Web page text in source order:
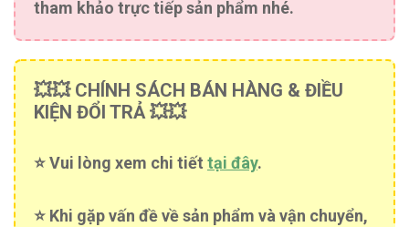
tham khảo trực tiếp sản phẩm nhé.
💥💥 CHÍNH SÁCH BÁN HÀNG & ĐIỀU
KIỆN ĐỔI TRẢ 💥💥
⭐️ Vui lòng xem chi tiết tại đây.
⭐️ Khi gặp vấn đề về sản phẩm và vận chuyển,